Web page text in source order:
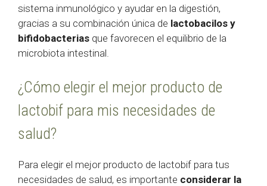
sistema inmunológico y ayudar en la digestión,
gracias a su combinación única de lactobacilos y
bifidobacterias que favorecen el equilibrio de la
microbiota intestinal.
¿Cómo elegir el mejor producto de
lactobif para mis necesidades de
salud?
Para elegir el mejor producto de lactobif para tus
necesidades de salud, es importante considerar la